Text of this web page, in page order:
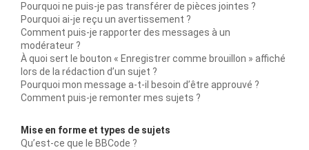
Pourquoi ne puis-je pas transférer de pièces jointes ?
Pourquoi ai-je reçu un avertissement ?
Comment puis-je rapporter des messages à un
modérateur ?
À quoi sert le bouton « Enregistrer comme brouillon » affiché
lors de la rédaction d’un sujet ?
Pourquoi mon message a-t-il besoin d’être approuvé ?
Comment puis-je remonter mes sujets ?
Mise en forme et types de sujets
Qu’est-ce que le BBCode ?